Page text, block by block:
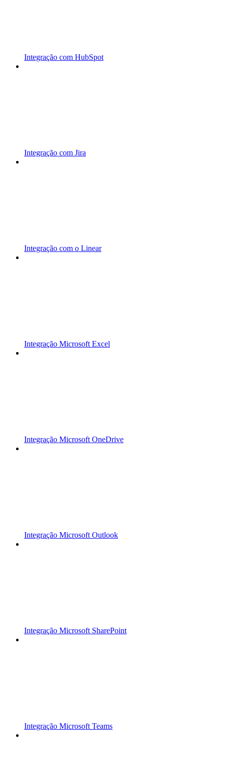
Integração com HubSpot
Integração com Jira
Integração com o Linear
Integração Microsoft Excel
Integração Microsoft OneDrive
Integração Microsoft Outlook
Integração Microsoft SharePoint
Integração Microsoft Teams